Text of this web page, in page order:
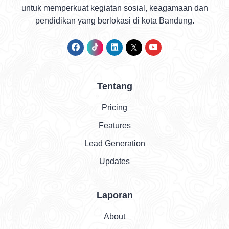
untuk memperkuat kegiatan sosial, keagamaan dan
pendidikan yang berlokasi di kota Bandung.
Tentang
Pricing
Features
Lead Generation
Updates
Laporan
About